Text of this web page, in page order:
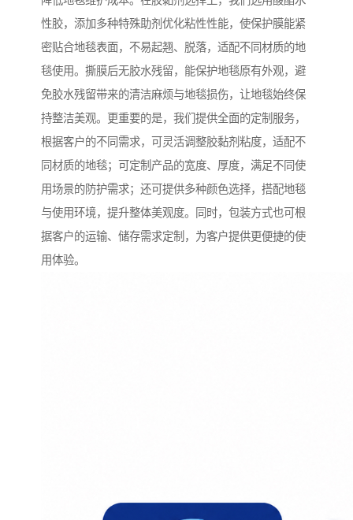
性胶，添加多种特殊助剂优化粘性性能，使保护膜能紧
密贴合地毯表面，不易起翘、脱落，适配不同材质的地
毯使用。撕膜后无胶水残留，能保护地毯原有外观，避
免胶水残留带来的清洁麻烦与地毯损伤，让地毯始终保
持整洁美观。更重要的是，我们提供全面的定制服务，
根据客户的不同需求，可灵活调整胶黏剂粘度，适配不
同材质的地毯；可定制产品的宽度、厚度，满足不同使
用场景的防护需求；还可提供多种颜色选择，搭配地毯
与使用环境，提升整体美观度。同时，包装方式也可根
据客户的运输、储存需求定制，为客户提供更便捷的使
用体验。